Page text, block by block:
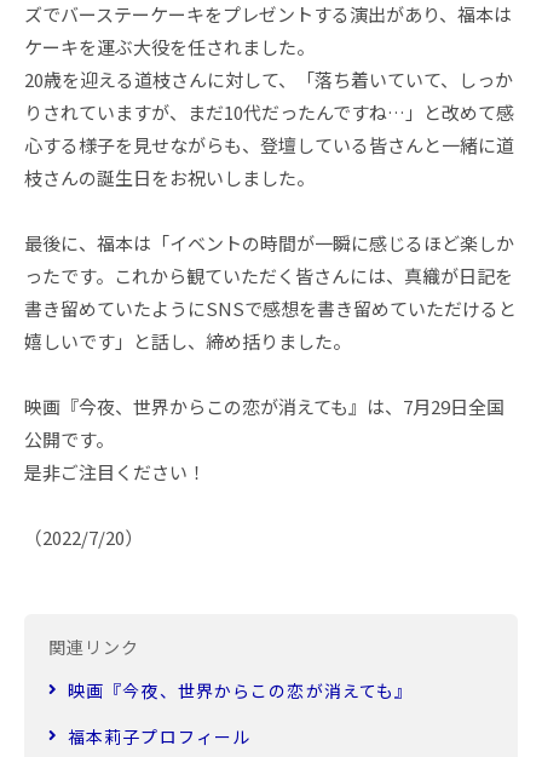
ズでバーステーケーキをプレゼントする演出があり、福本は
ケーキを運ぶ大役を任されました。
20歳を迎える道枝さんに対して、「落ち着いていて、しっか
りされていますが、まだ10代だったんですね…」と改めて感
心する様子を見せながらも、登壇している皆さんと一緒に道
枝さんの誕生日をお祝いしました。
最後に、福本は「イベントの時間が一瞬に感じるほど楽しか
ったです。これから観ていただく皆さんには、真織が日記を
書き留めていたようにSNSで感想を書き留めていただけると
嬉しいです」と話し、締め括りました。
映画『今夜、世界からこの恋が消えても』は、7月29日全国
公開です。
是非ご注目ください！
（2022/7/20）
関連リンク
映画『今夜、世界からこの恋が消えても』
福本莉子プロフィール